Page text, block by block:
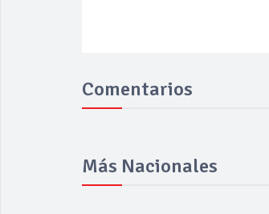
Comentarios
Más Nacionales